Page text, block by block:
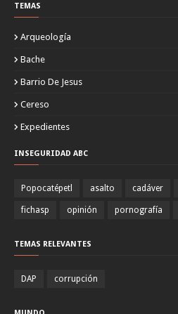
TEMAS
Arqueología
Bache
Barrio De Jesus
Cereso
Expedientes
INSEGURIDAD ABC
Popocatépetl asalto cadáver
fichasp opinión pornografía
TEMAS RELEVANTES
DAP corrupción